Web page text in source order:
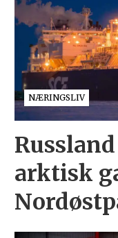
NÆRINGSLIV
arktisk